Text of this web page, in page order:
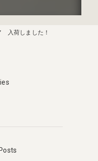
入荷しました！